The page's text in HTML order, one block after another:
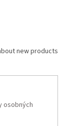
new products
osobných